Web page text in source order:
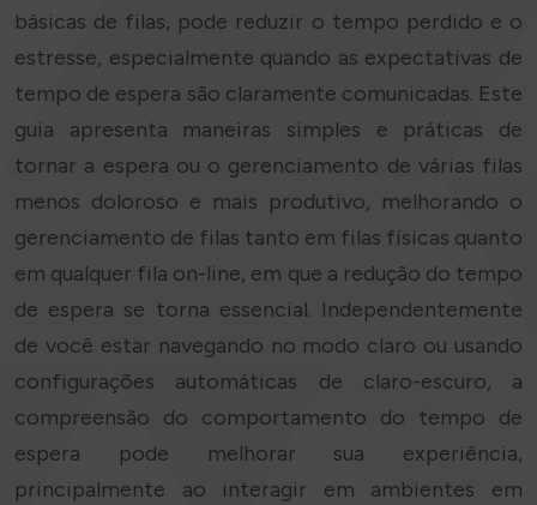
básicas de filas, pode reduzir o tempo perdido e o
estresse, especialmente quando as expectativas de
tempo de espera são claramente comunicadas. Este
guia apresenta maneiras simples e práticas de
tornar a espera ou o gerenciamento de várias filas
menos doloroso e mais produtivo, melhorando o
gerenciamento de filas tanto em filas físicas quanto
em qualquer fila on-line, em que a redução do tempo
de espera se torna essencial. Independentemente
de você estar navegando no modo claro ou usando
configurações automáticas de claro-escuro, a
compreensão do comportamento do tempo de
espera pode melhorar sua experiência,
principalmente ao interagir em ambientes em